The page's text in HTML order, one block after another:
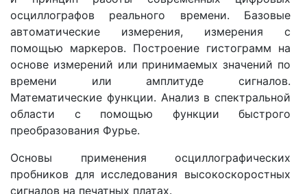
осциллографов реального времени. Базовые
автоматические измерения, измерения с
помощью маркеров. Построение гистограмм на
основе измерений или принимаемых значений по
времени или амплитуде сигналов.
Математические функции. Анализ в спектральной
области с помощью функции быстрого
преобразования Фурье.
Основы применения осциллографических
пробников для исследования высокоскоростных
сигналов на печатных платах.